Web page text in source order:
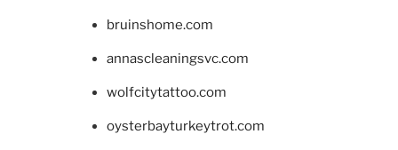
bruinshome.com
annascleaningsvc.com
wolfcitytattoo.com
oysterbayturkeytrot.com